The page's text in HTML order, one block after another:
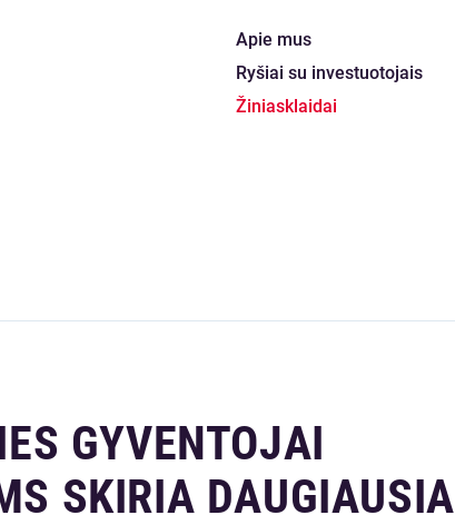
Apie mus
Ryšiai su investuotojais
Žiniasklaidai
GYVENTOJAI
SKIRIA DAUGIAUSIA